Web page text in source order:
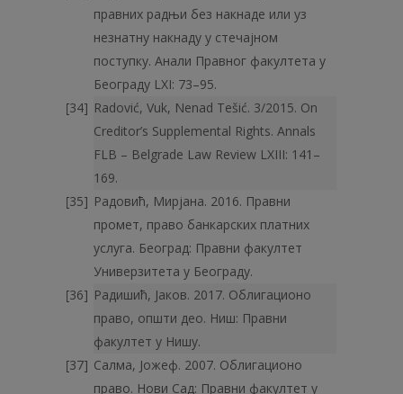
правних радњи без накнаде или уз
незнатну накнаду у стечајном
поступку. Анали Правног факултета у
Београду LXI: 73–95.
Radović, Vuk, Nenad Tešić. 3/2015. On
Creditor’s Supplemental Rights. Annals
FLB – Belgrade Law Review LXIII: 141–
169.
Радовић, Мирјана. 2016. Правни
промет, право банкарских платних
услуга. Београд: Правни факултет
Универзитета у Београду.
Радишић, Јаков. 2017. Облигационо
право, општи део. Ниш: Правни
факултет у Нишу.
Салма, Јожеф. 2007. Облигационо
право. Нови Сад: Правни факултет у